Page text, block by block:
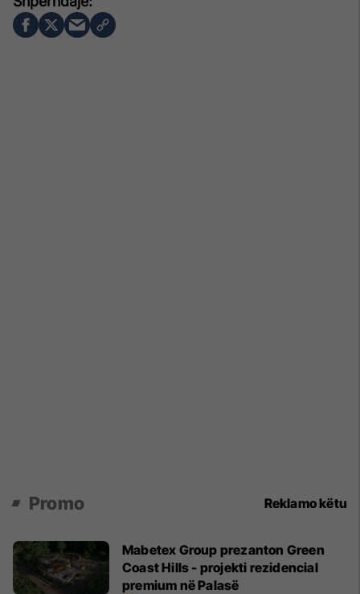
Promo Reklamo këtu
Mabetex Group prezanton Green
Coast Hills - projekti rezidencial
premium në Palasë